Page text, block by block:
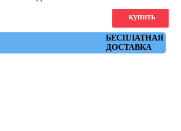
БЕСПЛАТНАЯ
ДОСТАВКА
купить
Артикул: ruhr_antracita_spr_29,3x59,3